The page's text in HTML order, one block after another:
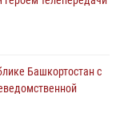
Башкортостан с